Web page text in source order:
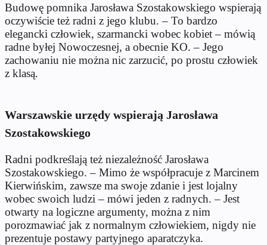
Budowę pomnika Jarosława Szostakowskiego wspierają
oczywiście też radni z jego klubu. – To bardzo
elegancki człowiek, szarmancki wobec kobiet – mówią
radne byłej Nowoczesnej, a obecnie KO. – Jego
zachowaniu nie można nic zarzucić, po prostu człowiek
z klasą.
Warszawskie urzędy wspierają Jarosława
Szostakowskiego
Radni podkreślają też niezależność Jarosława
Szostakowskiego. – Mimo że współpracuje z Marcinem
Kierwińskim, zawsze ma swoje zdanie i jest lojalny
wobec swoich ludzi – mówi jeden z radnych. – Jest
otwarty na logiczne argumenty, można z nim
porozmawiać jak z normalnym człowiekiem, nigdy nie
prezentuje postawy partyjnego aparatczyka.